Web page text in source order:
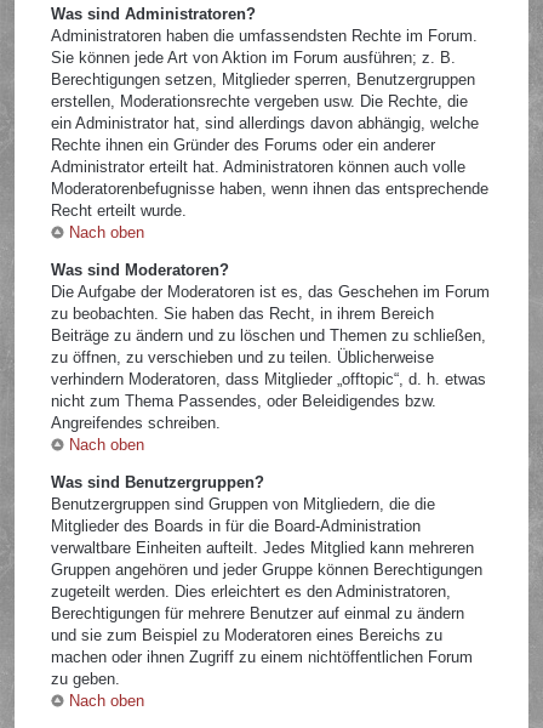
Was sind Administratoren?
Administratoren haben die umfassendsten Rechte im Forum.
Sie können jede Art von Aktion im Forum ausführen; z. B.
Berechtigungen setzen, Mitglieder sperren, Benutzergruppen
erstellen, Moderationsrechte vergeben usw. Die Rechte, die
ein Administrator hat, sind allerdings davon abhängig, welche
Rechte ihnen ein Gründer des Forums oder ein anderer
Administrator erteilt hat. Administratoren können auch volle
Moderatorenbefugnisse haben, wenn ihnen das entsprechende
Recht erteilt wurde.
Nach oben
Was sind Moderatoren?
Die Aufgabe der Moderatoren ist es, das Geschehen im Forum
zu beobachten. Sie haben das Recht, in ihrem Bereich
Beiträge zu ändern und zu löschen und Themen zu schließen,
zu öffnen, zu verschieben und zu teilen. Üblicherweise
verhindern Moderatoren, dass Mitglieder „offtopic“, d. h. etwas
nicht zum Thema Passendes, oder Beleidigendes bzw.
Angreifendes schreiben.
Nach oben
Was sind Benutzergruppen?
Benutzergruppen sind Gruppen von Mitgliedern, die die
Mitglieder des Boards in für die Board-Administration
verwaltbare Einheiten aufteilt. Jedes Mitglied kann mehreren
Gruppen angehören und jeder Gruppe können Berechtigungen
zugeteilt werden. Dies erleichtert es den Administratoren,
Berechtigungen für mehrere Benutzer auf einmal zu ändern
und sie zum Beispiel zu Moderatoren eines Bereichs zu
machen oder ihnen Zugriff zu einem nichtöffentlichen Forum
zu geben.
Nach oben